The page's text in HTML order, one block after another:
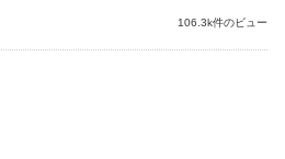
106.3k件のビュー